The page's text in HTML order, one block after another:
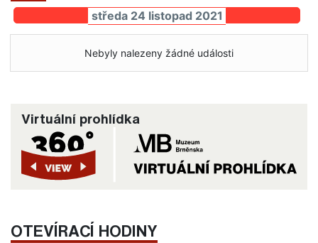
středa 24 listopad 2021
Nebyly nalezeny žádné události
Virtuální prohlídka
OTEVÍRACÍ HODINY